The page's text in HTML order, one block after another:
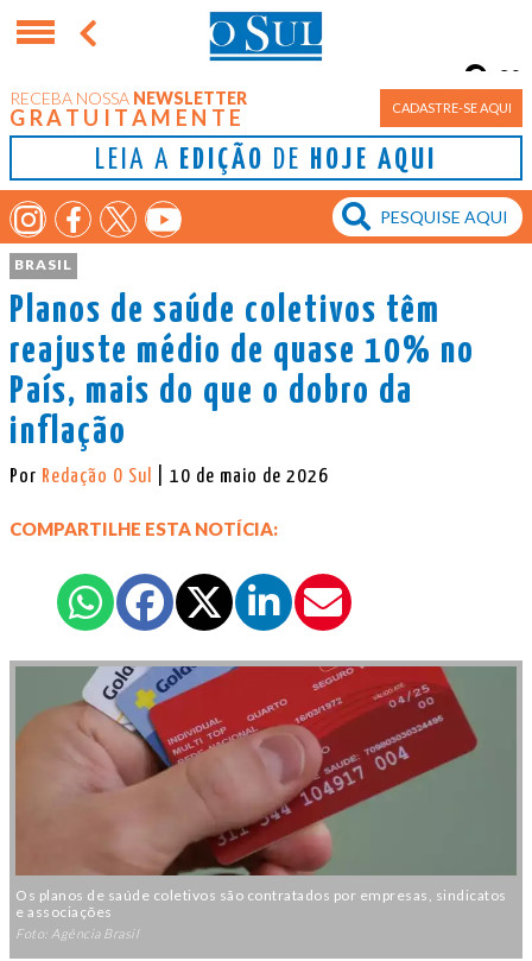
RECEBA NOSSA NEWSLETTER
GRATUITAMENTE CADASTRE-SE AQUI
LEIA A EDIÇÃO DE HOJE AQUI
Porto Alegre
9°
BRASIL
Planos de saúde coletivos têm
reajuste médio de quase 10% no
País, mais do que o dobro da
inflação
Por Redação O Sul | 10 de maio de 2026
COMPARTILHE ESTA NOTÍCIA:
Os planos de saúde coletivos são contratados por empresas, sindicatos
e associações
Foto: Agência Brasil